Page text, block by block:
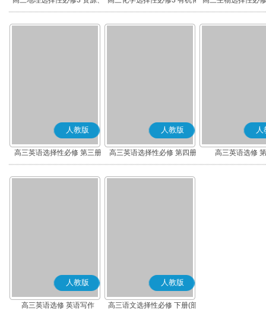
环境与国家安全
学基础
术与工程
人教版
高三英语选择性必修 第三册
人教版
高三英语选择性必修 第四册
人
高三英语选修
人教版
高三英语选修 英语写作
人教版
高三语文选择性必修 下册(部